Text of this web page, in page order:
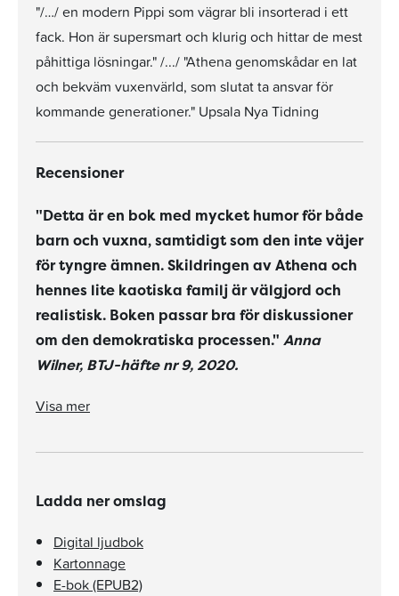
"/…/ en modern Pippi som vägrar bli insorterad i ett
fack. Hon är supersmart och klurig och hittar de mest
påhittiga lösningar." /.../ "Athena genomskådar en lat
och bekväm vuxenvärld, som slutat ta ansvar för
kommande generationer." Upsala Nya Tidning
Recensioner
"Detta är en bok med mycket humor för både
barn och vuxna, samtidigt som den inte väjer
för tyngre ämnen. Skildringen av Athena och
hennes lite kaotiska familj är välgjord och
realistisk. Boken passar bra för diskussioner
om den demokratiska processen." Anna
Wilner, BTJ-häfte nr 9, 2020.
Visa mer
Ladda ner omslag
Digital ljudbok
Kartonnage
E-bok (EPUB2)